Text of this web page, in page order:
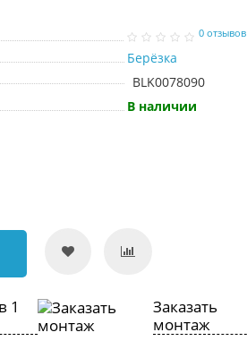
0 отзывов
Берёзка
BLK0078090
В наличии
1
Заказать
монтаж